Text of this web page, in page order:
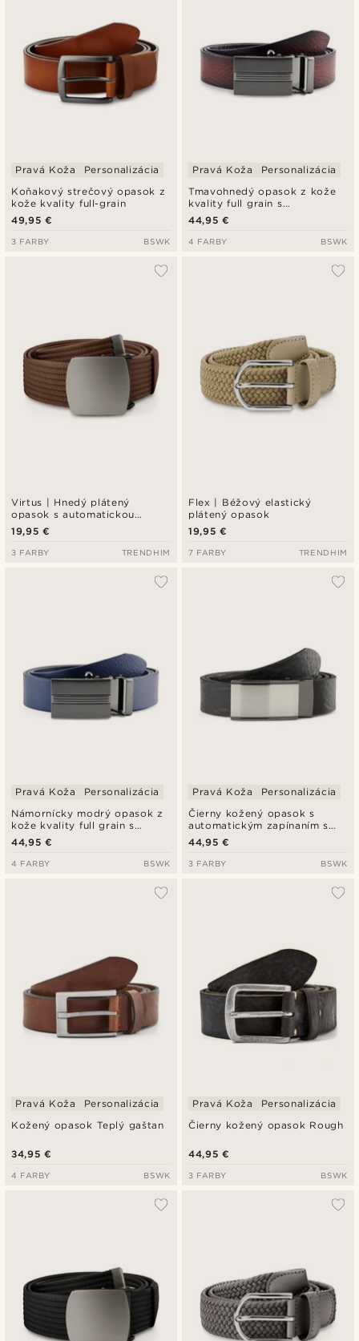
Koňakový strečový opasok z
kože kvality full-grain
Pravá Koža Personalizácia
49,95 €
3 FARBY BSWK
Tmavohnedý opasok z kože
kvality full grain s
automatickým zapínaním
Pravá Koža Personalizácia
44,95 €
4 FARBY BSWK
Virtus | Hnedý plátený
opasok s automatickou
prackou
19,95 €
3 FARBY TRENDHIM
Flex | Béžový elastický
plátený opasok
19,95 €
7 FARBY TRENDHIM
Námornícky modrý opasok z
kože kvality full grain s
automatickým zapínaním
Pravá Koža Personalizácia
44,95 €
4 FARBY BSWK
Čierny kožený opasok s
automatickým zapínaním s
plnou sponou
Pravá Koža Personalizácia
44,95 €
3 FARBY BSWK
Kožený opasok Teplý gaštan
Pravá Koža Personalizácia
34,95 €
4 FARBY BSWK
Čierny kožený opasok Rough
Pravá Koža Personalizácia
44,95 €
3 FARBY BSWK